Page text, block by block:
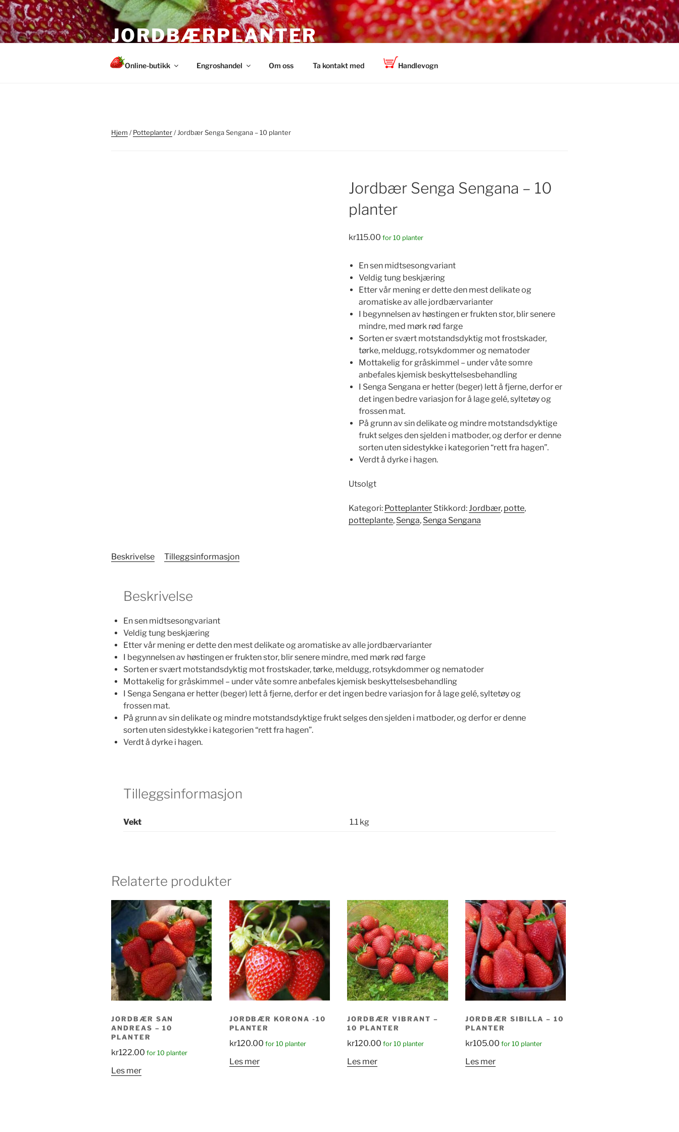
Gå
til
innhold
JORDBÆRPLANTER
Online-butikk Engroshandel Om oss Ta kontakt med Handlevogn
Hjem /Potteplanter/ Jordbær Senga Sengana – 10 planter
Jordbær Senga Sengana – 10
planter
kr115.00 for 10 planter
En sen midtsesongvariant
Veldig tung beskjæring
Etter vår mening er dette den mest delikate og
aromatiske av alle jordbærvarianter
I begynnelsen av høstingen er frukten stor, blir senere
mindre, med mørk rød farge
Sorten er svært motstandsdyktig mot frostskader,
tørke, meldugg, rotsykdommer og nematoder
Mottakelig for gråskimmel – under våte somre
anbefales kjemisk beskyttelsesbehandling
I Senga Sengana er hetter (beger) lett å fjerne, derfor er
det ingen bedre variasjon for å lage gelé, syltetøy og
frossen mat.
På grunn av sin delikate og mindre motstandsdyktige
frukt selges den sjelden i matboder, og derfor er denne
sorten uten sidestykke i kategorien “rett fra hagen”.
Verdt å dyrke i hagen.
Utsolgt
Kategori: Potteplanter Stikkord: Jordbær, potte,
potteplante, Senga, Senga Sengana
Beskrivelse Tilleggsinformasjon
Beskrivelse
En sen midtsesongvariant
Veldig tung beskjæring
Etter vår mening er dette den mest delikate og aromatiske av alle jordbærvarianter
I begynnelsen av høstingen er frukten stor, blir senere mindre, med mørk rød farge
Sorten er svært motstandsdyktig mot frostskader, tørke, meldugg, rotsykdommer og nematoder
Mottakelig for gråskimmel – under våte somre anbefales kjemisk beskyttelsesbehandling
I Senga Sengana er hetter (beger) lett å fjerne, derfor er det ingen bedre variasjon for å lage gelé, syltetøy og
frossen mat.
På grunn av sin delikate og mindre motstandsdyktige frukt selges den sjelden i matboder, og derfor er denne
sorten uten sidestykke i kategorien “rett fra hagen”.
Verdt å dyrke i hagen.
Tilleggsinformasjon
Vekt 1.1 kg
Relaterte produkter
JORDBÆR SAN
ANDREAS – 10
PLANTER
kr122.00 for 10 planter
Les mer
JORDBÆR KORONA -10
PLANTER
kr120.00 for 10 planter
Les mer
JORDBÆR VIBRANT –
10 PLANTER
kr120.00 for 10 planter
Les mer
JORDBÆR SIBILLA – 10
PLANTER
kr105.00 for 10 planter
Les mer